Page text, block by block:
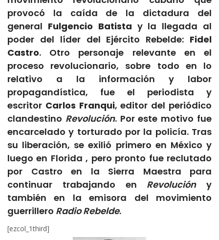
provocó la caída de la dictadura del
general Fulgencio Batista y la llegada al
poder del líder del Ejército Rebelde: Fidel
Castro. Otro personaje relevante en el
proceso revolucionario, sobre todo en lo
relativo a la información y labor
propagandística, fue el periodista y
escritor Carlos Franqui, editor del periódico
clandestino Revolución. Por este motivo fue
encarcelado y torturado por la policía. Tras
su liberación, se exilió primero en México y
luego en Florida , pero pronto fue reclutado
por Castro en la Sierra Maestra para
continuar trabajando en Revolucióny
también en la emisora del movimiento
guerrillero Radio Rebelde.
[ezcol_1third]